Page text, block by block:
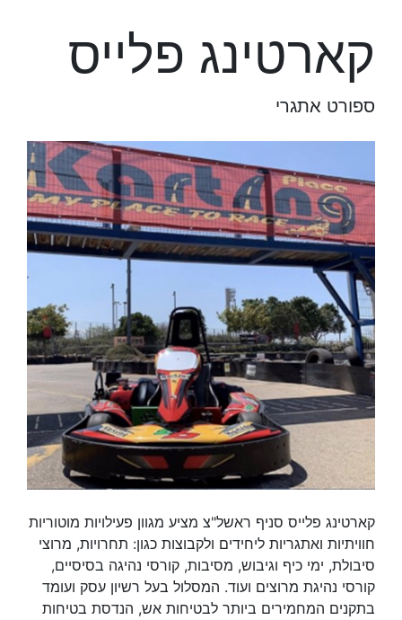
קארטינג פלייס
ספורט אתגרי
קארטינג פלייס סניף ראשל"צ מציע מגוון פעילויות מוטוריות
חוויתיות ואתגריות ליחידים ולקבוצות כגון: תחרויות, מרוצי
סיבולת, ימי כיף וגיבוש, מסיבות, קורסי נהיגה בסיסיים,
קורסי נהיגת מרוצים ועוד. המסלול בעל רשיון עסק ועומד
בתקנים המחמירים ביותר לבטיחות אש, הנדסת בטיחות